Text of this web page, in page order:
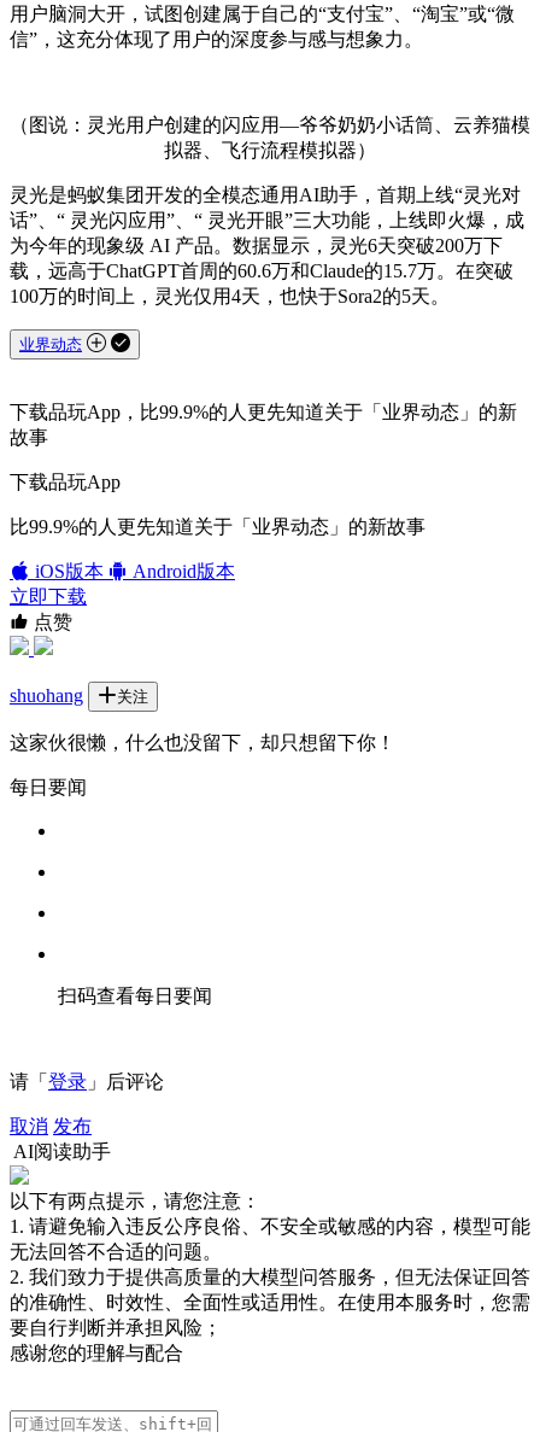
用户脑洞大开，试图创建属于自己的“支付宝”、“淘宝”或“微
信”，这充分体现了用户的深度参与感与想象力。
（图说：灵光用户创建的闪应用—爷爷奶奶小话筒、云养猫模
拟器、飞行流程模拟器）
灵光是蚂蚁集团开发的全模态通用AI助手，首期上线“灵光对
话”、“ 灵光闪应用”、“ 灵光开眼”三大功能，上线即火爆，成
为今年的现象级 AI 产品。数据显示，灵光6天突破200万下
载，远高于ChatGPT首周的60.6万和Claude的15.7万。在突破
100万的时间上，灵光仅用4天，也快于Sora2的5天。
业界动态
下载品玩App，比99.9%的人更先知道关于「业界动态」的新
故事
下载品玩App
比99.9%的人更先知道关于「业界动态」的新故事
iOS版本
Android版本
立即下载
点赞
shuohang 关注
这家伙很懒，什么也没留下，却只想留下你！
每日要闻
扫码查看每日要闻
请「 登录 」后评论
取消 发布
AI阅读助手
以下有两点提示，请您注意：
1. 请避免输入违反公序良俗、不安全或敏感的内容，模型可能
无法回答不合适的问题。
2. 我们致力于提供高质量的大模型问答服务，但无法保证回答
的准确性、时效性、全面性或适用性。在使用本服务时，您需
要自行判断并承担风险；
感谢您的理解与配合